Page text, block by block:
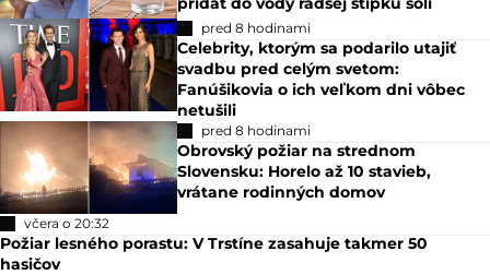
pred 8 hodinami
Celebrity, ktorým sa podarilo utajiť
svadbu pred celým svetom:
Fanúšikovia o ich veľkom dni vôbec
netušili
pred 8 hodinami
Obrovský požiar na strednom
Slovensku: Horelo až 10 stavieb,
vrátane rodinných domov
včera o 20:32
Požiar lesného porastu: V Trstíne zasahuje takmer 50
hasičov